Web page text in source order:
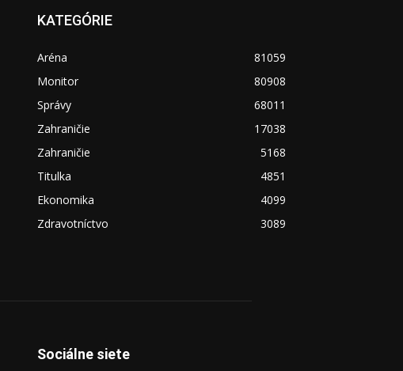
KATEGÓRIE
Aréna
81059
Monitor
80908
Správy
68011
Zahraničie
17038
Zahraničie
5168
Titulka
4851
Ekonomika
4099
Zdravotníctvo
3089
Sociálne siete